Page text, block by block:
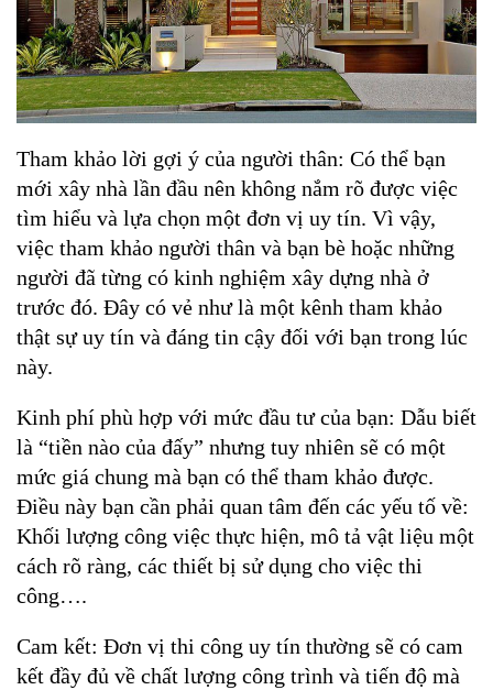
Tham khảo lời gợi ý của người thân: Có thể bạn
mới xây nhà lần đầu nên không nắm rõ được việc
tìm hiểu và lựa chọn một đơn vị uy tín. Vì vậy,
việc tham khảo người thân và bạn bè hoặc những
người đã từng có kinh nghiệm xây dựng nhà ở
trước đó. Đây có vẻ như là một kênh tham khảo
thật sự uy tín và đáng tin cậy đối với bạn trong lúc
này.
Kinh phí phù hợp với mức đầu tư của bạn: Dẫu biết
là “tiền nào của đấy” nhưng tuy nhiên sẽ có một
mức giá chung mà bạn có thể tham khảo được.
Điều này bạn cần phải quan tâm đến các yếu tố về:
Khối lượng công việc thực hiện, mô tả vật liệu một
cách rõ ràng, các thiết bị sử dụng cho việc thi
công….
Cam kết: Đơn vị thi công uy tín thường sẽ có cam
kết đầy đủ về chất lượng công trình và tiến độ mà